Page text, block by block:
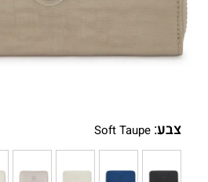
צבע:
Soft Taupe